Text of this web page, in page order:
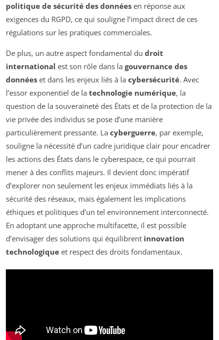
politique de sécurité des données en réponse aux
exigences du RGPD, ce qui souligne l’impact direct de ces
régulations sur les pratiques commerciales.
De plus, un autre aspect fondamental du droit
international est son rôle dans la gouvernance des
données et dans les enjeux liés à la cybersécurité. Avec
l’essor exponentiel de la technologie numérique, la
question de la souveraineté des États et de la protection de la
vie privée des individus se pose d’une manière
particulièrement pressante. La cyberguerre, par exemple,
souligne la nécessité d’un cadre juridique clair pour encadrer
les actions des États dans le cyberespace, ce qui pourrait
mener à des conflits majeurs. Il devient donc impératif
d’explorer non seulement les enjeux immédiats liés à la
sécurité des réseaux, mais également les implications
éthiques et politiques d’un tel environnement interconnecté.
En adoptant une approche multifacette, il est possible
d’envisager des solutions qui équilibrent innovation
technologique et respect des droits fondamentaux.